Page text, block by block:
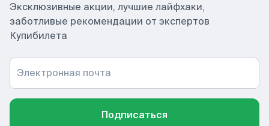
Эксклюзивные акции, лучшие лайфхаки,
заботливые рекомендации от экспертов
Купибилета
Электронная почта
Подписаться